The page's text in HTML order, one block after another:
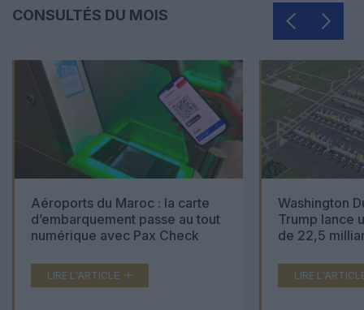
CONSULTÉS DU MOIS
Aéroports du Maroc : la carte
d’embarquement passe au tout
numérique avec Pax Check
LIRE L'ARTICLE
Washington
Trump lance
de 22,5
LIRE